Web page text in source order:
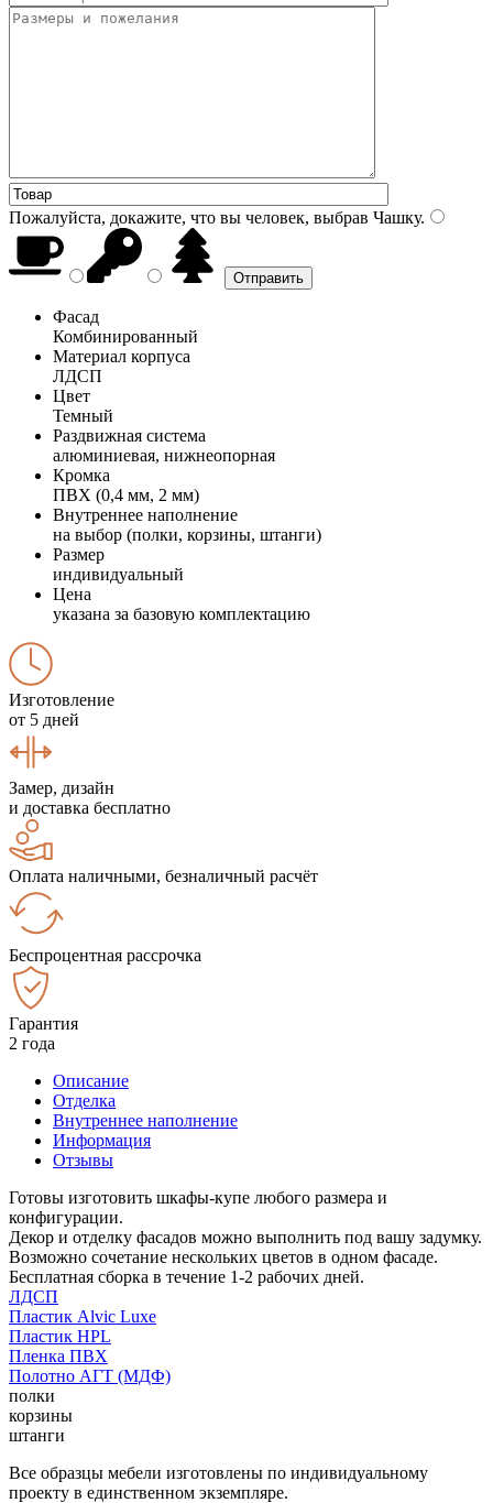
Пожалуйста, докажите, что вы человек, выбрав Чашку.
Фасад
Комбинированный
Материал корпуса
ЛДСП
Цвет
Темный
Раздвижная система
алюминиевая, нижнеопорная
Кромка
ПВХ (0,4 мм, 2 мм)
Внутреннее наполнение
на выбор (полки, корзины, штанги)
Размер
индивидуальный
Цена
указана за базовую комплектацию
Изготовление
от 5 дней
Замер, дизайн
и доставка бесплатно
Оплата наличными, безналичный расчёт
Беспроцентная рассрочка
Гарантия
2 года
Описание
Отделка
Внутреннее наполнение
Информация
Отзывы
Готовы изготовить шкафы-купе любого размера и
конфигурации.
Декор и отделку фасадов можно выполнить под вашу задумку.
Возможно сочетание нескольких цветов в одном фасаде.
Бесплатная сборка в течение 1-2 рабочих дней.
ЛДСП
Пластик Alvic Luxe
Пластик HPL
Пленка ПВХ
Полотно АГТ (МДФ)
полки
корзины
штанги
Все образцы мебели изготовлены по индивидуальному
проекту в единственном экземпляре.